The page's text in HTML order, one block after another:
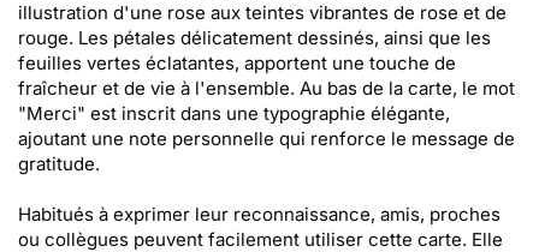
illustration d'une rose aux teintes vibrantes de rose et de
rouge. Les pétales délicatement dessinés, ainsi que les
feuilles vertes éclatantes, apportent une touche de
fraîcheur et de vie à l'ensemble. Au bas de la carte, le mot
"Merci" est inscrit dans une typographie élégante,
ajoutant une note personnelle qui renforce le message de
gratitude.
Habitués à exprimer leur reconnaissance, amis, proches
ou collègues peuvent facilement utiliser cette carte. Elle